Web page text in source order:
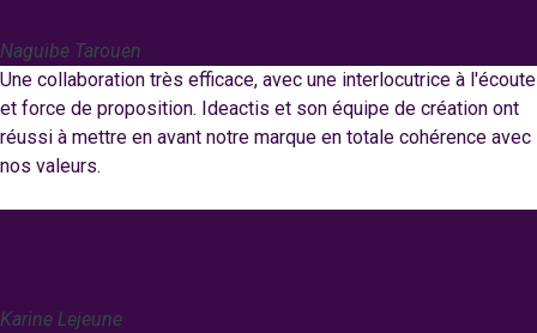
Naguibe Tarouen
Une collaboration très efficace, avec une interlocutrice à l'écoute
et force de proposition. Ideactis et son équipe de création ont
réussi à mettre en avant notre marque en totale cohérence avec
nos valeurs.
Karine Lejeune